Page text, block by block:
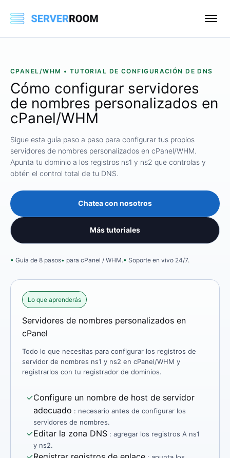
CPANEL/WHM • TUTORIAL DE CONFIGURACIÓN DE DNS
Cómo configurar servidores
de nombres personalizados en
cPanel/WHM
Sigue esta guía paso a paso para configurar tus propios
servidores de nombres personalizados en cPanel/WHM.
Apunta tu dominio a los registros ns1 y ns2 que controlas y
obtén el control total de tu DNS.
Chatea con nosotros
Más tutoriales
Guía de 8 pasos para cPanel / WHM. Soporte en vivo 24/7.
Lo que aprenderás
Servidores de nombres personalizados en
cPanel
Todo lo que necesitas para configurar los registros de
servidor de nombres ns1 y ns2 en cPanel/WHM y
registrarlos con tu registrador de dominios.
✓Configure un nombre de host de servidor
adecuado : necesario antes de configurar los
servidores de nombres.
✓Editar la zona DNS : agregar los registros A ns1
y ns2.